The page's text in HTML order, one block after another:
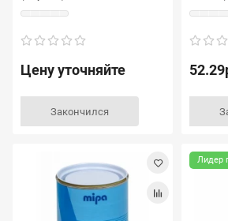
Цену уточняйте
Закончился
Лидер